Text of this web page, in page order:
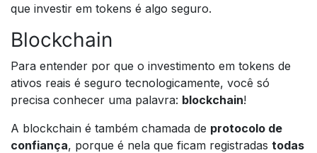
que investir em tokens é algo seguro.
Blockchain
Para entender por que o investimento em tokens de
ativos reais é seguro tecnologicamente, você só
precisa conhecer uma palavra: blockchain!
A blockchain é também chamada de protocolo de
confiança, porque é nela que ficam registradas todas